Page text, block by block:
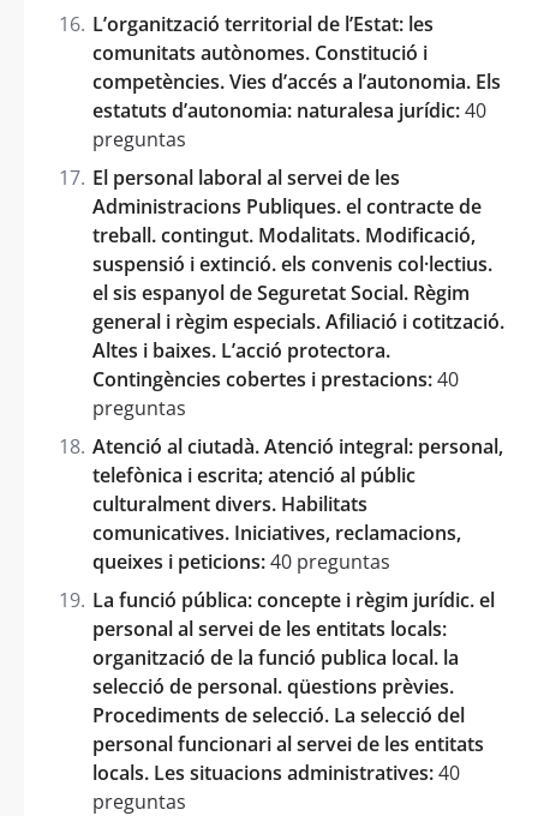
L’organització territorial de l’Estat: les
comunitats autònomes. Constitució i
competències. Vies d’accés a l’autonomia. Els
estatuts d’autonomia: naturalesa jurídic:40
preguntas
El personal laboral al servei de les
Administracions Publiques. el contracte de
treball. contingut. Modalitats. Modificació,
suspensió i extinció. els convenis col·lectius.
el sis espanyol de Seguretat Social. Règim
general i règim especials. Afiliació i cotització.
Altes i baixes. L’acció protectora.
Contingències cobertes i prestacions:40
preguntas
Atenció al ciutadà. Atenció integral: personal,
telefònica i escrita; atenció al públic
culturalment divers. Habilitats
comunicatives. Iniciatives, reclamacions,
queixes i peticions:40 preguntas
La funció pública: concepte i règim jurídic. el
personal al servei de les entitats locals:
organització de la funció publica local. la
selecció de personal. qüestions prèvies.
Procediments de selecció. La selecció del
personal funcionari al servei de les entitats
locals. Les situacions administratives:40
preguntas